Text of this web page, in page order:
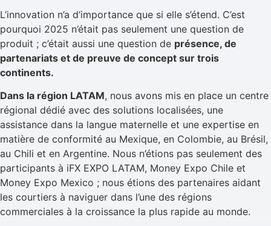
L’innovation n’a d’importance que si elle s’étend. C’est
pourquoi 2025 n’était pas seulement une question de
produit ; c’était aussi une question de présence, de
partenariats et de preuve de concept sur trois
continents.
Dans la région LATAM, nous avons mis en place un centre
régional dédié avec des solutions localisées, une
assistance dans la langue maternelle et une expertise en
matière de conformité au Mexique, en Colombie, au Brésil,
au Chili et en Argentine. Nous n’étions pas seulement des
participants à iFX EXPO LATAM, Money Expo Chile et
Money Expo Mexico ; nous étions des partenaires aidant
les courtiers à naviguer dans l’une des régions
commerciales à la croissance la plus rapide au monde.